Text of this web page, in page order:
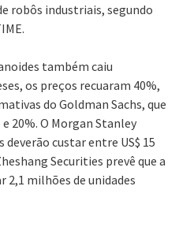
robôs industriais, segundo
também caiu
os preços recuaram 40%,
do Goldman Sachs, que
20%. O Morgan Stanley
custar entre US$ 15
Securities prevê que a
2,1 milhões de unidades